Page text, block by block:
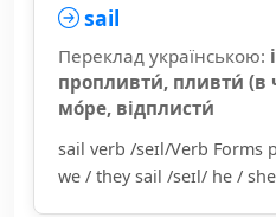
sail
Переклад українською:
пропливти́, пливти́ (в
мо́ре, відплисти́
sail verb /seɪl/Verb Forms
we / they sail /seɪl/ he /